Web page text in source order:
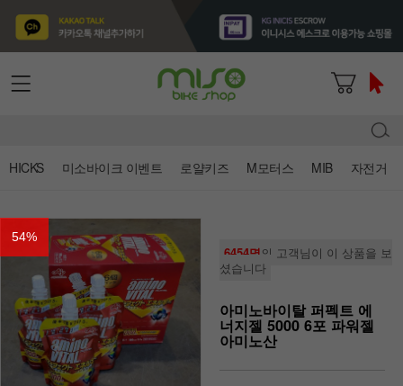
HICKS 미소바이크 이벤트 로얄키즈 M모터스 MIB 자전거
54%
6454명의 고객님이 이 상품을 보
셨습니다
아미노바이탈 퍼펙트 에
너지젤 5000 6포 파워젤
아미노산